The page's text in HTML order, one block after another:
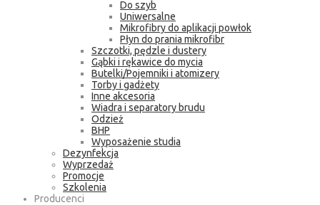
Do szyb
Uniwersalne
Mikrofibry do aplikacji powłok
Płyn do prania mikrofibr
Szczotki, pędzle i dustery
Gąbki i rękawice do mycia
Butelki/Pojemniki i atomizery
Torby i gadżety
Inne akcesoria
Wiadra i separatory brudu
Odzież
BHP
Wyposażenie studia
Dezynfekcja
Wyprzedaż
Promocje
Szkolenia
Producenci